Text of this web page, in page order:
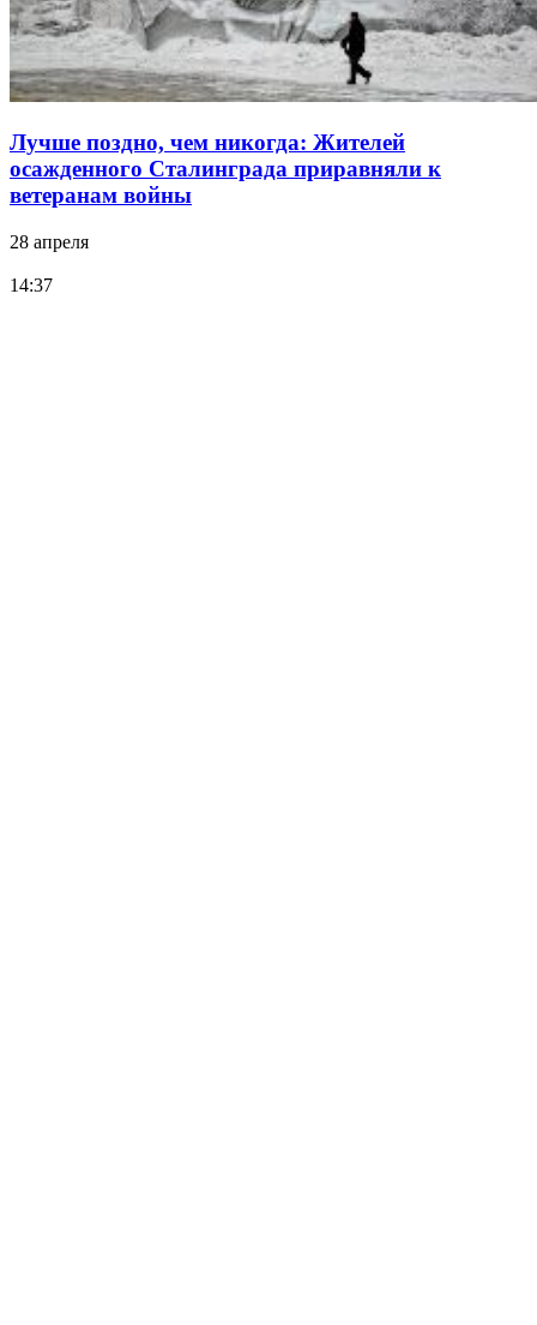
Лучше поздно, чем никогда: Жителей
осажденного Сталинграда приравняли к
ветеранам войны
28 апреля
14:37